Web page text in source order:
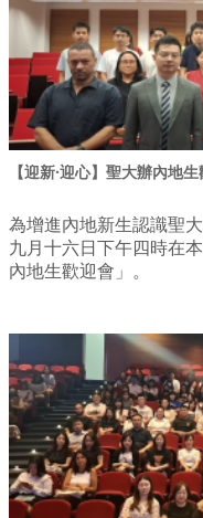
【迎新·迎心】聖大辦內地
為增進內地新生認識聖
九月十六日下午四時在
內地生歡迎會」。